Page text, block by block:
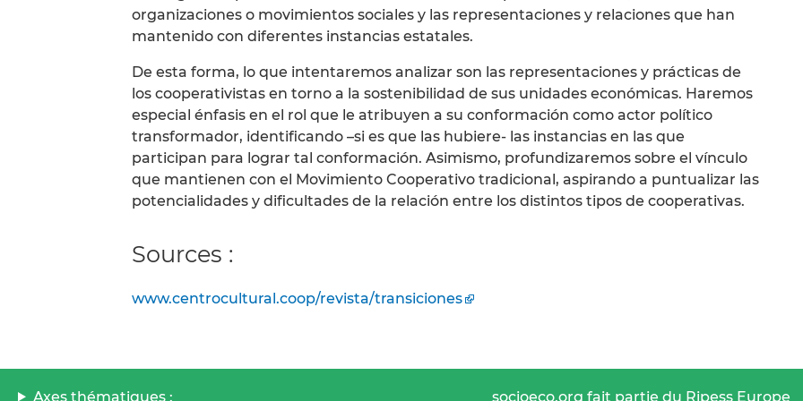
organizaciones o movimientos sociales y las representaciones y relaciones que han
mantenido con diferentes instancias estatales.
De esta forma, lo que intentaremos analizar son las representaciones y prácticas de
los cooperativistas en torno a la sostenibilidad de sus unidades económicas. Haremos
especial énfasis en el rol que le atribuyen a su conformación como actor político
transformador, identificando –si es que las hubiere- las instancias en las que
participan para lograr tal conformación. Asimismo, profundizaremos sobre el vínculo
que mantienen con el Movimiento Cooperativo tradicional, aspirando a puntualizar las
potencialidades y dificultades de la relación entre los distintos tipos de cooperativas.
Sources :
www.centrocultural.coop/revista/transiciones
Axes thématiques : socioeco.org fait partie du Ripess Europe